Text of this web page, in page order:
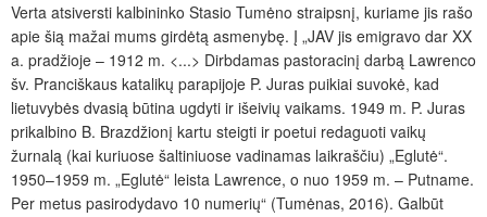
Verta atsiversti kalbininko Stasio Tumėno straipsnį, kuriame jis rašo
apie šią ma­žai mums girdėtą asmenybę. Į „JAV jis emigravo dar XX
a. pradžioje – 1912 m. <...> Dirbdamas pastoracinį darbą Lawrenco
šv. Pranciškaus katalikų parapijoje P. Juras puikiai suvokė, kad
lietuvybės dvasią būtina ugdyti ir išeivių vaikams. 1949 m. P. Juras
prikalbino B. Brazdžionį kartu steigti ir poetui redaguoti vaikų
žurnalą (kai kuriuose šaltiniuose vadinamas laikraščiu) „Eglutė“.
1950–1959 m. „Eglutė“ leista Lawrence, o nuo 1959 m. – Putname.
Per metus pasirodydavo 10 numerių“ (Tumėnas, 2016). Galbūt